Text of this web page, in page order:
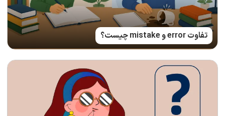
تفاوت error و mistake چیست؟